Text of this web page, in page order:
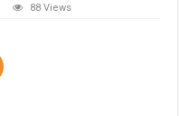
88 Views